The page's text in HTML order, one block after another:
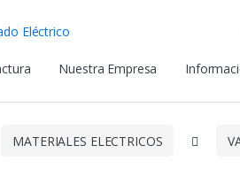
Nuestra Empresa
MATERIALES ELECTRICOS